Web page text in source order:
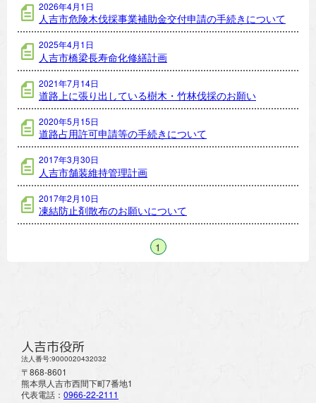
2026年4月1日
人吉市危険木伐採事業補助金交付申請の手続きについて
2025年4月1日
人吉市橋梁長寿命化修繕計画
2021年7月14日
道路上に張り出している樹木・竹林伐採のお願い
2020年5月15日
道路占用許可申請等の手続きについて
2017年3月30日
人吉市舗装維持管理計画
2017年2月10日
凍結防止剤散布のお願いについて
1
人吉市役所
法人番号:9000020432032
〒868-8601
熊本県人吉市西間下町7番地1
代表電話： 0966-22-2111